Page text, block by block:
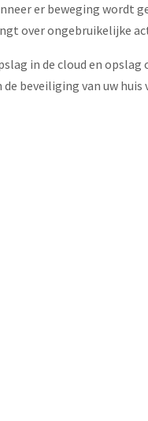
er beweging wordt
over ongebruikelijke
in de cloud en
beveiliging van uw